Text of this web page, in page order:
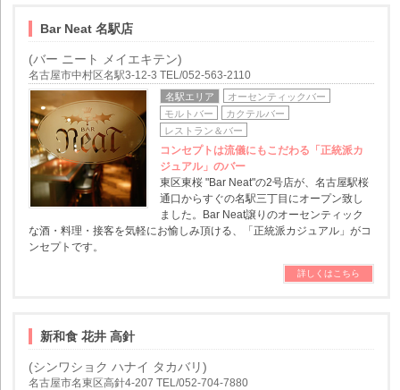
Bar Neat 名駅店
(バー ニート メイエキテン)
名古屋市中村区名駅3-12-3 TEL/052-563-2110
名駅エリア
オーセンティックバー
モルトバー
カクテルバー
レストラン＆バー
コンセプトは流儀にもこだわる「正統派カ
ジュアル」のバー
東区東桜 "Bar Neat"の2号店が、名古屋駅桜
通口からすぐの名駅三丁目にオープン致し
ました。Bar Neat譲りのオーセンティック
な酒・料理・接客を気軽にお愉しみ頂ける、「正統派カジュアル」がコ
ンセプトです。
詳しくはこちら
新和食 花井 高針
(シンワショク ハナイ タカバリ)
名古屋市名東区高針4-207 TEL/052-704-7880